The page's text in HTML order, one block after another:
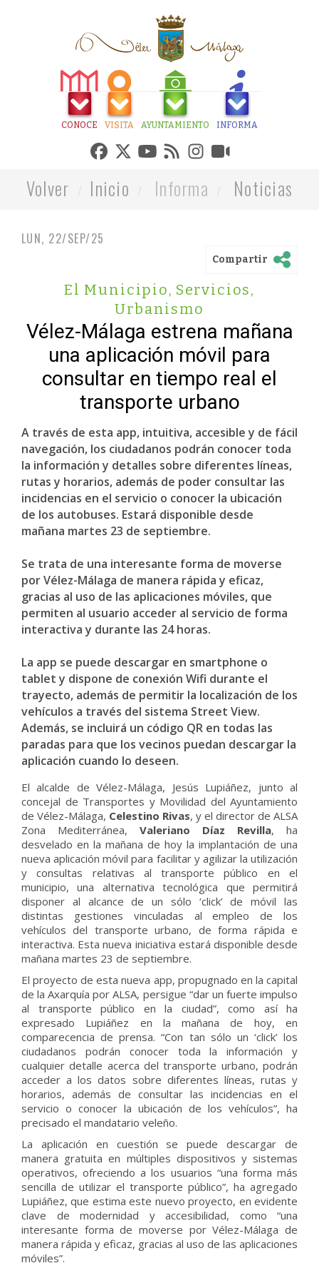
CONOCE VISITA AYUNTAMIENTO INFORMA
Volver Inicio Informa Noticias
LUN, 22/SEP/25
Compartir
El Municipio, Servicios,
Urbanismo
Vélez-Málaga estrena mañana
una aplicación móvil para
consultar en tiempo real el
transporte urbano
A través de esta app, intuitiva, accesible y de fácil
navegación, los ciudadanos podrán conocer toda
la información y detalles sobre diferentes líneas,
rutas y horarios, además de poder consultar las
incidencias en el servicio o conocer la ubicación
de los autobuses. Estará disponible desde
mañana martes 23 de septiembre.
Se trata de una interesante forma de moverse
por Vélez-Málaga de manera rápida y eficaz,
gracias al uso de las aplicaciones móviles, que
permiten al usuario acceder al servicio de forma
interactiva y durante las 24 horas.
La app se puede descargar en smartphone o
tablet y dispone de conexión Wifi durante el
trayecto, además de permitir la localización de los
vehículos a través del sistema Street View.
Además, se incluirá un código QR en todas las
paradas para que los vecinos puedan descargar la
aplicación cuando lo deseen.
El alcalde de Vélez-Málaga, Jesús Lupiáñez, junto al
concejal de Transportes y Movilidad del Ayuntamiento
de Vélez-Málaga, Celestino Rivas, y el director de ALSA
Zona Mediterránea, Valeriano Díaz Revilla, ha
desvelado en la mañana de hoy la implantación de una
nueva aplicación móvil para facilitar y agilizar la utilización
y consultas relativas al transporte público en el
municipio, una alternativa tecnológica que permitirá
disponer al alcance de un sólo ‘click’ de móvil las
distintas gestiones vinculadas al empleo de los
vehículos del transporte urbano, de forma rápida e
interactiva. Esta nueva iniciativa estará disponible desde
mañana martes 23 de septiembre.
El proyecto de esta nueva app, propugnado en la capital
de la Axarquía por ALSA, persigue “dar un fuerte impulso
al transporte público en la ciudad”, como así ha
expresado Lupiáñez en la mañana de hoy, en
comparecencia de prensa. “Con tan sólo un ‘click’ los
ciudadanos podrán conocer toda la información y
cualquier detalle acerca del transporte urbano, podrán
acceder a los datos sobre diferentes líneas, rutas y
horarios, además de consultar las incidencias en el
servicio o conocer la ubicación de los vehículos”, ha
precisado el mandatario veleño.
La aplicación en cuestión se puede descargar de
manera gratuita en múltiples dispositivos y sistemas
operativos, ofreciendo a los usuarios “una forma más
sencilla de utilizar el transporte público”, ha agregado
Lupiáñez, que estima este nuevo proyecto, en evidente
clave de modernidad y accesibilidad, como “una
interesante forma de moverse por Vélez-Málaga de
manera rápida y eficaz, gracias al uso de las aplicaciones
móviles”.